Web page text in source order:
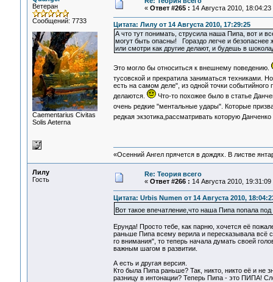
Ветеран
Сообщений: 7733
Сaementarius Civitas
Solis Aeterna
« Ответ #265 : 14 Августа 2010, 18:04:23
Цитата: Лилу от 14 Августа 2010, 17:29:25
А что тут понимать, струсила наша Пипа, вот и
могут быть опасны! Гораздо легче и безопаснее
или смотри как другие делают, и будешь в
Это могло бы относиться к внешнему поведению.
тусовской и прекратила заниматься техниками.
есть на самом деле", из одной точки
делаются.
Что-то похожее было в статье
очень редкие "ментальные удары". Которые
редкая экзотика,рассматривать которую
«Осенний Ангел прячется в дождях. В листве
Лилу
Гость
Re: Теория всего
« Ответ #266 : 14 Августа 2010, 19:31:09
Цитата: Urbis Numen от 14 Августа 2010,
Вот такое впечатление,что наша Пипа попала
Ерунда! Просто тебе, как парню, хочется её
раньше Пипа всему верила и пересказывала всё
го внимания", то теперь начала думать своей
важным шагом в развитии.
А есть и другая версия.
Кто была Пипа раньше? Так, никто, никто её и не
разницу в интонации? Теперь Пипа - это ПИПА!